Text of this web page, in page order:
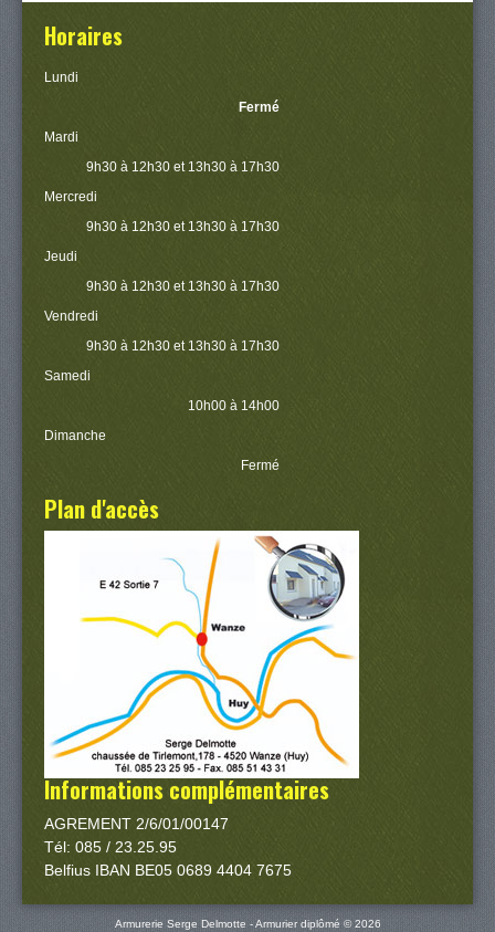
Horaires
Lundi
Fermé
Mardi
9h30 à 12h30 et 13h30 à 17h30
Mercredi
9h30 à 12h30 et 13h30 à 17h30
Jeudi
9h30 à 12h30 et 13h30 à 17h30
Vendredi
9h30 à 12h30 et 13h30 à 17h30
Samedi
10h00 à 14h00
Dimanche
Fermé
Plan d'accès
Informations complémentaires
AGREMENT 2/6/01/00147
Tél: 085 / 23.25.95
Belfius IBAN BE05 0689 4404 7675
Armurerie Serge Delmotte - Armurier diplômé © 2026